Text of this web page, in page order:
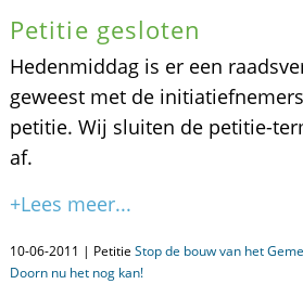
Petitie gesloten
Hedenmiddag is er een
geweest met de
petitie. Wij sluiten de petitie-
af.
+Lees meer...
10-06-2011 | Petitie Stop de bouw van het
Doorn nu het nog kan!